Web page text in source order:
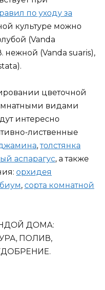
по уходу за
культуре можно
(Vanda
нежной (Vanda suaris),
цветочной
видами
интересно
лиственные
,толстянка
аспарагус, а также
орхидея
, сорта комнатной
ДОМА:
ПОЛИВ,